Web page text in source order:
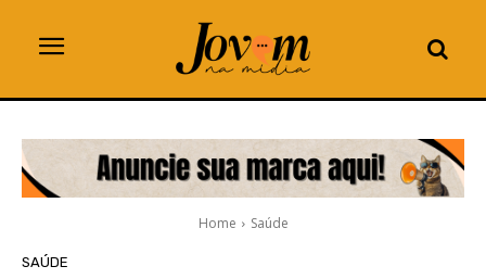
Home Saúde
SAÚDE